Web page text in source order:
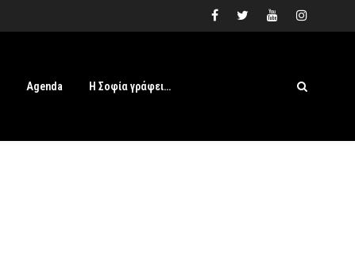
Agenda Η Σοφία γράφει…